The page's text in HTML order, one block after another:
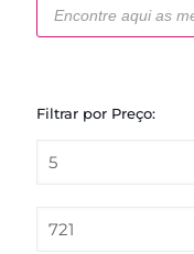
produtos
Filtrar por Preço: